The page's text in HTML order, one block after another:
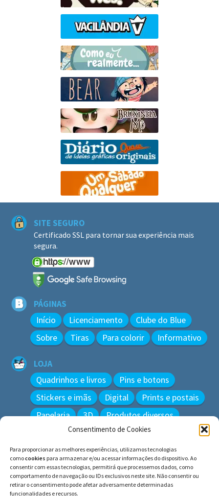
Consentimento de Cookies
Para proporcionar as melhores experiências, utilizamos tecnologias
comocookies para armazenar e/ou acessar informações do dispositivo. Ao
consentir com essas tecnologias, permitirá que processemos dados, como
comportamento de navegação ou IDs exclusivos neste site. Não consentir ou
retirar o consentimento pode afetar adversamente determinadas
funcionalidades e recursos.
SITE SEGURO
Certificado SSL para tornar sua experiência mais
segura.
PÁGINAS
Início Licenciamento
Clube do Blue
Sobre
Tiras Para colorir Informativo
LOJA
Quadrinhos e livros
Pins e botons
Stickers e imãs
Digital
Prints e postais
Papelaria
3D Produtos diversos
Pesquisar
por: